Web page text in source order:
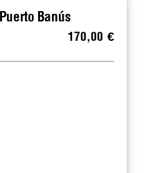
Banús
170,00 €